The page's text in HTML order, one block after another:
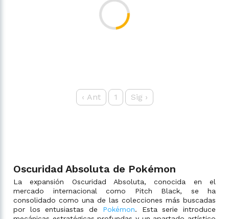
‹ Ant 1 Sig ›
Oscuridad Absoluta de Pokémon
La expansión Oscuridad Absoluta, conocida en el
mercado internacional como Pitch Black, se ha
consolidado como una de las colecciones más buscadas
por los entusiastas de Pokémon. Esta serie introduce